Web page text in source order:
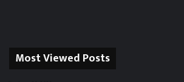
Most Viewed Posts